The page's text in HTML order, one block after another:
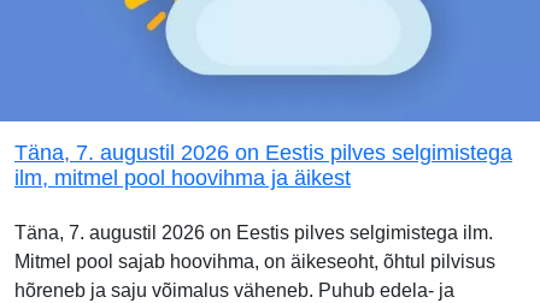
Täna, 7. augustil 2026 on Eestis pilves selgimistega
ilm, mitmel pool hoovihma ja äikest
Täna, 7. augustil 2026 on Eestis pilves selgimistega ilm.
Mitmel pool sajab hoovihma, on äikeseoht, õhtul pilvisus
hõreneb ja saju võimalus väheneb. Puhub edela- ja